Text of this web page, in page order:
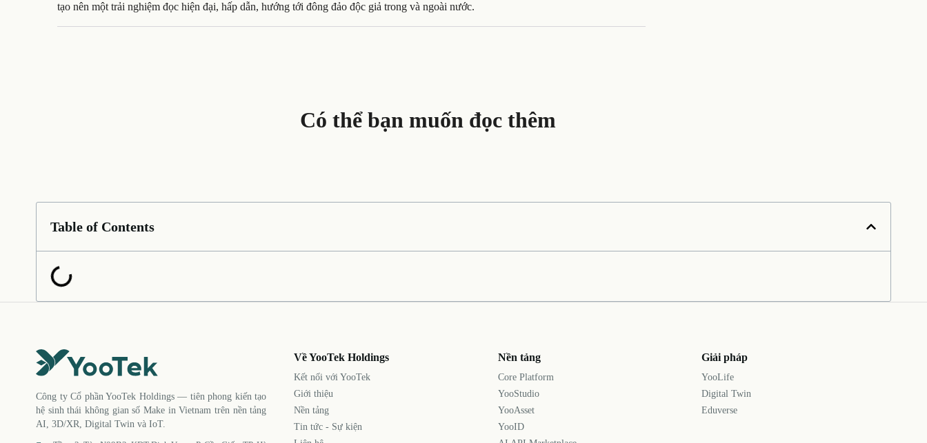
tạo nên một trải nghiệm đọc hiện đại, hấp dẫn, hướng tới đông đảo độc giả trong và ngoài nước.
Có thể bạn muốn đọc thêm
Table of Contents
Công ty Cổ phần YooTek Holdings — tiên phong kiến tạo
hệ sinh thái không gian số Make in Vietnam trên nền tảng
AI, 3D/XR, Digital Twin và IoT.
Về YooTek Holdings
Kết nối với YooTek
Giới thiệu
Nền tảng
Tin tức - Sự kiện
Nền tảng
Core Platform
YooStudio
YooAsset
YooID
Giải pháp
YooLife
Digital Twin
Eduverse